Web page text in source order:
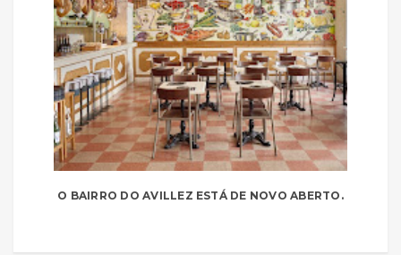
O BAIRRO DO AVILLEZ ESTÁ DE NOVO ABERTO.